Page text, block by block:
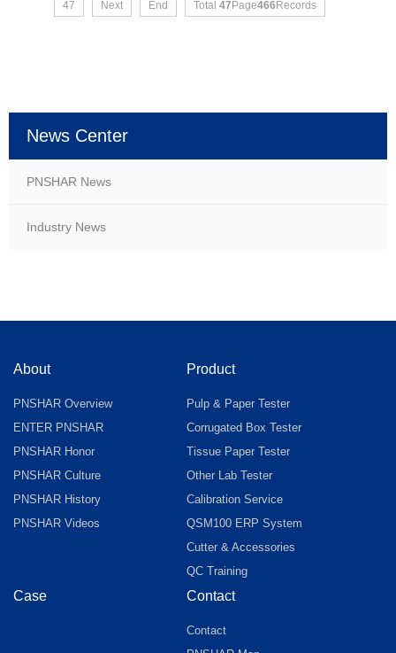
47 Next End Total 47 Page466 Records
News Center
PNSHAR News
Industry News
About
PNSHAR Overview
ENTER PNSHAR
PNSHAR Honor
PNSHAR Culture
PNSHAR History
PNSHAR Videos
Product
Pulp & Paper Tester
Corrugated Box Tester
Tissue Paper Tester
Other Lab Tester
Calibration Service
QSM100 ERP System
Cutter & Accessories
QC Training
Case Contact
Contact